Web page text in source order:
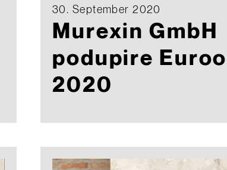
30. September 2020
Murexin GmbH
podupire
2020